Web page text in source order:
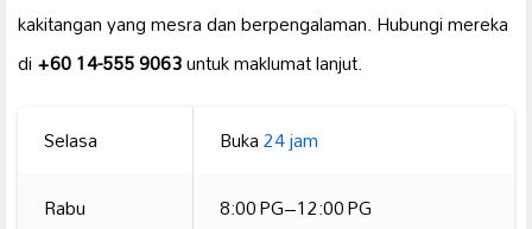
kakitangan yang mesra dan berpengalaman. Hubungi mereka
di+60 14-555 9063untuk maklumat lanjut.
Selasa Buka24 jam
Rabu
8:00 PG–12:00 PG